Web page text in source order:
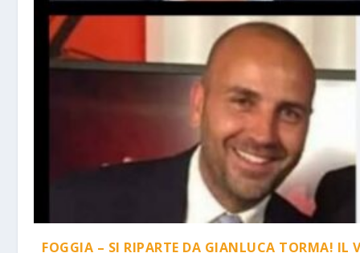
FOGGIA – SI RIPARTE DA GIANLUCA TORMA! IL